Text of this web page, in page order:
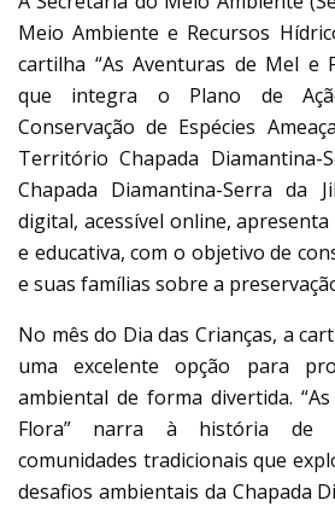
Meio Ambiente e Recursos
cartilha “As Aventuras de Mel e
que integra o Plano de
Conservação de Espécies
Território Chapada Diamantina-
Chapada Diamantina-Serra da
digital, acessível online,
e educativa, com o objetivo de
e suas famílias sobre a
No mês do Dia das Crianças, a
uma excelente opção para
ambiental de forma divertida.
Flora” narra à história de
comunidades tradicionais que
desafios ambientais da Chapada